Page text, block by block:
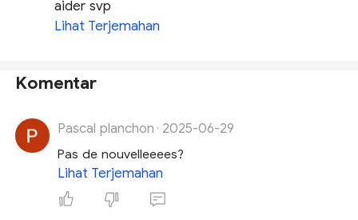
aider svp
Lihat Terjemahan
Komentar
Pascal planchon · 2025-06-29
Pas de nouvelleeees?
Lihat Terjemahan